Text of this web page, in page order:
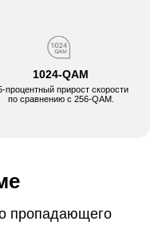
1024-QAM
процентный прирост скорости
по сравнению с 256-QAM.
пропадающего